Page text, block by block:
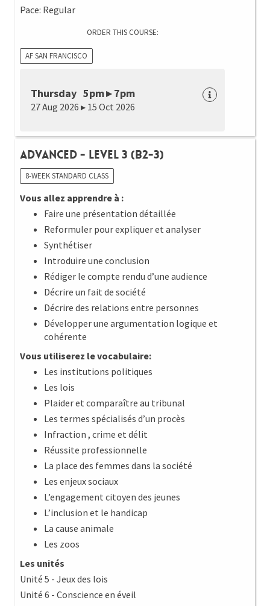
Pace: Regular
ORDER THIS COURSE:
AF SAN FRANCISCO
Thursday 5pm ▸ 7pm
27 Aug 2026 ▸ 15 Oct 2026
Advanced - Level 3 (B2-3)
8-WEEK STANDARD CLASS
Vous allez apprendre à :
Faire une présentation détaillée
Reformuler pour expliquer et analyser
Synthétiser
Introduire une conclusion
Rédiger le compte rendu d’une audience
Décrire un fait de société
Décrire des relations entre personnes
Développer une argumentation logique et
cohérente
Vous utiliserez le vocabulaire:
Les institutions politiques
Les lois
Plaider et comparaître au tribunal
Les termes spécialisés d’un procès
Infraction , crime et délit
Réussite professionnelle
La place des femmes dans la société
Les enjeux sociaux
L’engagement citoyen des jeunes
L’inclusion et le handicap
La cause animale
Les zoos
Les unités
Unité 5 - Jeux des lois
Unité 6 - Conscience en éveil